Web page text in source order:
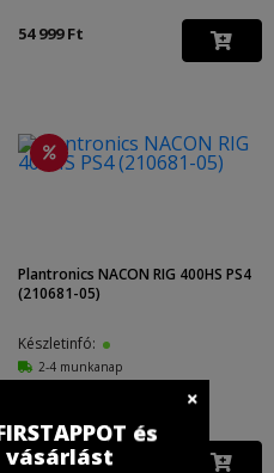
54 999 Ft
Plantronics NACON RIG 400HS PS4
(210681-05)
Készletinfó:
2-4 munkanap
14 500 Ft
és